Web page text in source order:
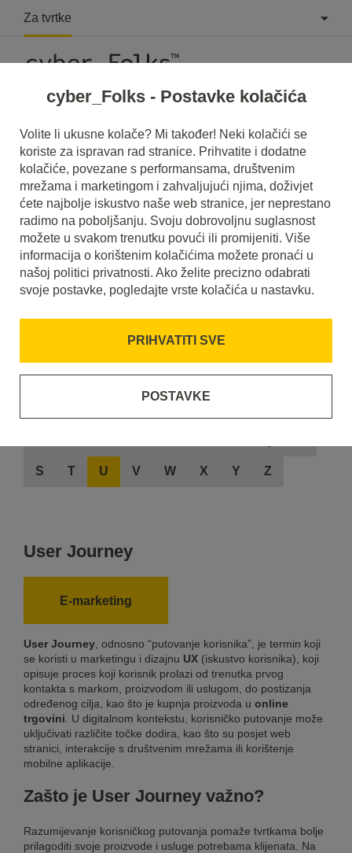
Za tvrtke
Pročitajte što je toUser Journeyu našem rječniku.
Pomoći će vam da bolje razumijete o čemu se točno radi
User Journeyi koje je značenje u svakodnevnoj upotrebi.
S T U V W X Y Z
User Journey
E-marketing
User Journey , odnosno “putovanje korisnika”, je termin koji
se koristi u marketingu i dizajnu UX (iskustvo korisnika), koji
opisuje proces koji korisnik prolazi od trenutka prvog
kontakta s markom, proizvodom ili uslugom, do postizanja
određenog cilja, kao što je kupnja proizvoda u online
trgovini . U digitalnom kontekstu, korisničko putovanje može
uključivati različite točke dodira, kao što su posjet web
stranici, interakcije s društvenim mrežama ili korištenje
mobilne aplikacije.
Zašto je User Journey važno?
Razumijevanje korisničkog putovanja pomaže tvrtkama bolje
prilagoditi svoje proizvode i usluge potrebama klijenata. Na
cyber_Folks - Postavke kolačića
Volite li ukusne kolače? Mi također! Neki kolačići se
koriste za ispravan rad stranice. Prihvatite i dodatne
kolačiće, povezane s performansama, društvenim
mrežama i marketingom i zahvaljujući njima, doživjet
ćete najbolje iskustvo naše web stranice, jer neprestano
radimo na poboljšanju. Svoju dobrovoljnu suglasnost
možete u svakom trenutku povući ili promijeniti. Više
informacija o korištenim kolačićima možete pronaći u
našoj politici privatnosti. Ako želite precizno odabrati
svoje postavke, pogledajte vrste kolačića u nastavku.
PRIHVATITI SVE
POSTAVKE